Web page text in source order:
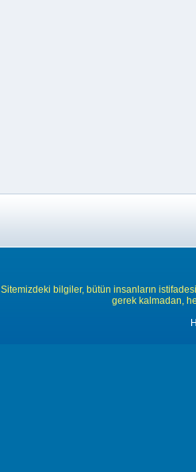
Sitemizdeki bilgiler, bütün insanların
gerek kalmadan,